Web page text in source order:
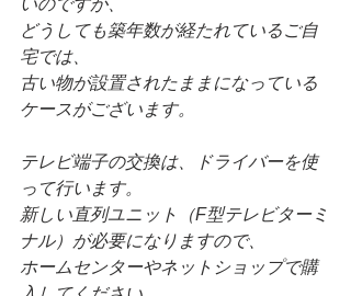
いのですが、
どうしても築年数が経たれているご自
宅では、
古い物が設置されたままになっている
ケースがございます。
テレビ端子の交換は、ドライバーを使
って行います。
新しい直列ユニット（F型テレビターミ
ナル）が必要になりますので、
ホームセンターやネットショップで購